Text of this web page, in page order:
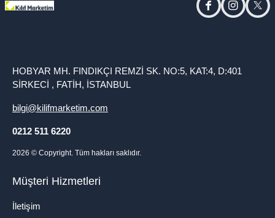
facebookinstagram
HOBYAR MH. FINDIKÇI REMZİ SK. NO:5, KAT:4, D:401
SİRKECİ , FATİH, İSTANBUL
bilgi@kilifmarketim.com
0212 511 6220
2026 © Copyright. Tüm hakları saklıdır.
Müşteri Hizmetleri
İletişim